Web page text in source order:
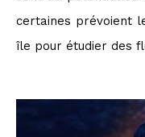
certaines prévoient
île pour étudier des